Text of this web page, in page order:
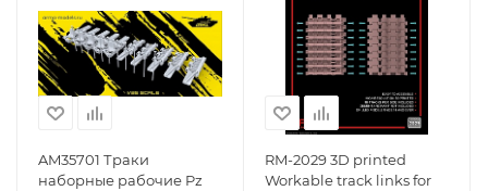
AM35701 Траки
наборные рабочие Pz
RM-2029 3D printed
Workable track links for